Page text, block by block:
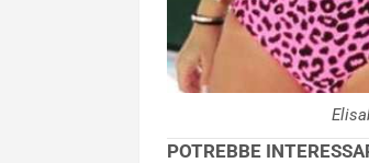
POTREBBE